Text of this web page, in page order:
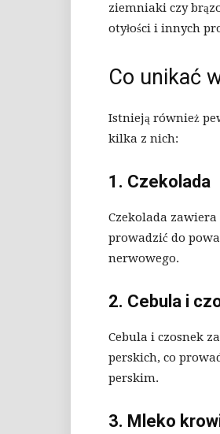
ziemniaki czy
otyłości i innych
Co unikać
Istnieją również
kilka z nich:
1. Czekolada
Czekolada
prowadzić do
nerwowego.
2. Cebula i
Cebula i czosnek
perskich, co
perskim.
3. Mleko